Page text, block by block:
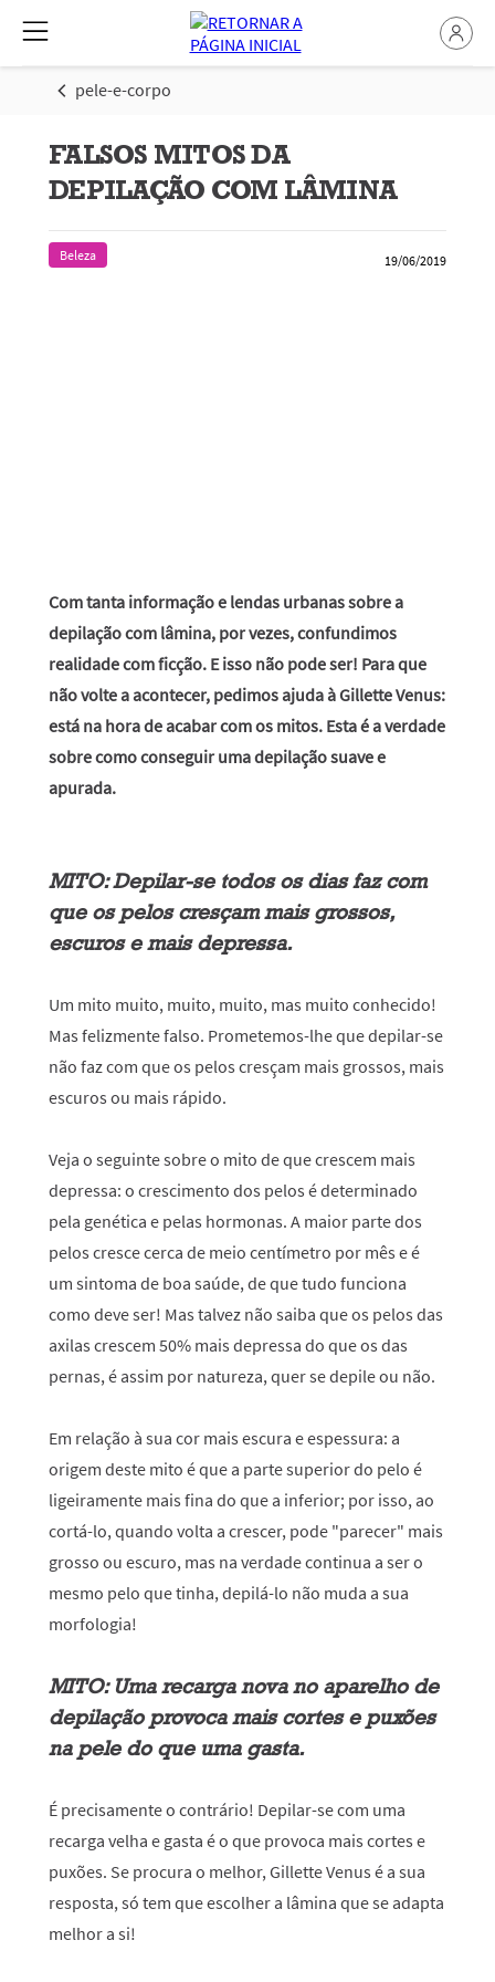
pele-e-corpo
FALSOS MITOS DA
DEPILAÇÃO COM LÂMINA
Beleza 19/06/2019
Com tanta informação e lendas urbanas sobre a
depilação com lâmina, por vezes, confundimos
realidade com ficção. E isso não pode ser! Para que
não volte a acontecer, pedimos ajuda à Gillette Venus:
está na hora de acabar com os mitos. Esta é a verdade
sobre como conseguir uma depilação suave e
apurada.
MITO: Depilar-se todos os dias faz com
que os pelos cresçam mais grossos,
escuros e mais depressa.
Um mito muito, muito, muito, mas muito conhecido!
Mas felizmente falso. Prometemos-lhe que depilar-se
não faz com que os pelos cresçam mais grossos, mais
escuros ou mais rápido.
Veja o seguinte sobre o mito de que crescem mais
depressa: o crescimento dos pelos é determinado
pela genética e pelas hormonas. A maior parte dos
pelos cresce cerca de meio centímetro por mês e é
um sintoma de boa saúde, de que tudo funciona
como deve ser! Mas talvez não saiba que os pelos das
axilas crescem 50% mais depressa do que os das
pernas, é assim por natureza, quer se depile ou não.
Em relação à sua cor mais escura e espessura: a
origem deste mito é que a parte superior do pelo é
ligeiramente mais fina do que a inferior; por isso, ao
cortá-lo, quando volta a crescer, pode "parecer" mais
grosso ou escuro, mas na verdade continua a ser o
mesmo pelo que tinha, depilá-lo não muda a sua
morfologia!
MITO: Uma recarga nova no aparelho de
depilação provoca mais cortes e puxões
na pele do que uma gasta.
É precisamente o contrário! Depilar-se com uma
recarga velha e gasta é o que provoca mais cortes e
puxões. Se procura o melhor, Gillette Venus é a sua
resposta, só tem que escolher a lâmina que se adapta
melhor a si!